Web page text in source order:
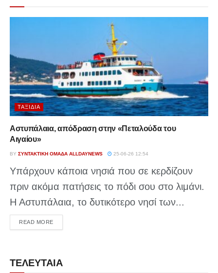
ΤΑΞΊΔΙΑ
Αστυπάλαια, απόδραση στην «Πεταλούδα του
Αιγαίου»
BY ΣΥΝΤΑΚΤΙΚΉ ΟΜΆΔΑ ALLDAYNEWS 25-06-26 12:54
Υπάρχουν κάποια νησιά που σε κερδίζουν
πριν ακόμα πατήσεις το πόδι σου στο λιμάνι.
Η Αστυπάλαια, το δυτικότερο νησί των...
READ MOREDETAILS
ΤΕΛΕΥΤΑΙΑ